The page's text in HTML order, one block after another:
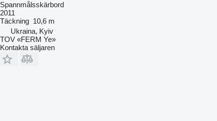
Spannmålsskärbord
2011
Täckning 10,6 m
Ukraina, Kyiv
TOV «FERM Ye»
Kontakta säljaren